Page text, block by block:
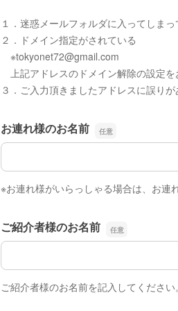
１．迷惑メールフォルダに入ってしまっ
２．ドメイン指定がされている
※tokyonet72@gmail.com
上記アドレスのドメイン解除の設定を
３．ご入力頂きましたアドレスに誤りが
お連れ様のお名前
お連れ様のお名前
※お連れ様がいらっしゃる場合は、お連
ご紹介者様のお名前
ご紹介者様のお名前
ご紹介者様のお名前を記入してください。